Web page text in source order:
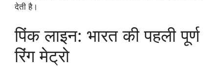
देती है।
पिंक लाइन: भारत की पहली पूर्ण
रिंग मेट्रो